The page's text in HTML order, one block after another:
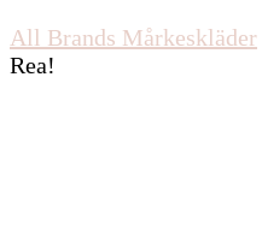
All Brands Mårkeskläder
Rea!